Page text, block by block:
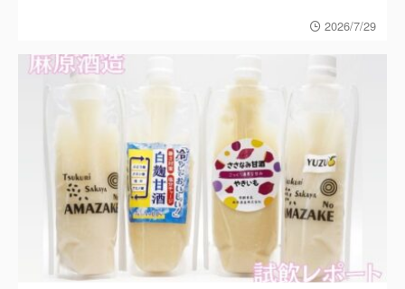
2026/7/29